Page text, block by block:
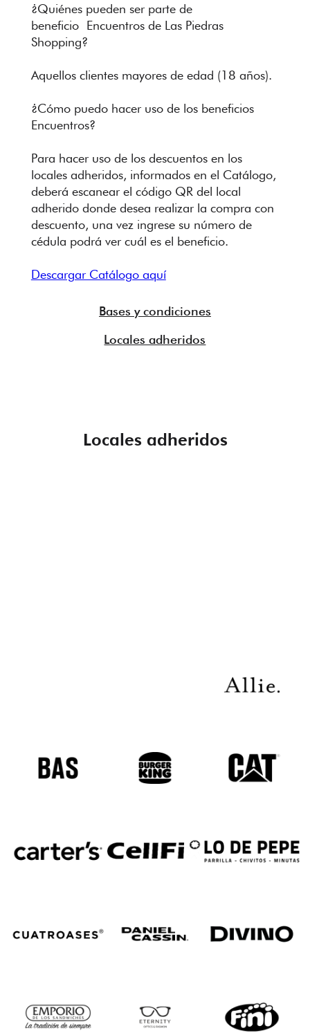
¿Quiénes pueden ser parte de
beneficio Encuentros de Las Piedras
Shopping?
Aquellos clientes mayores de edad (18 años).
¿Cómo puedo hacer uso de los beneficios
Encuentros?
Para hacer uso de los descuentos en los
locales adheridos, informados en el Catálogo,
deberá escanear el código QR del local
adherido donde desea realizar la compra con
descuento, una vez ingrese su número de
cédula podrá ver cuál es el beneficio.
Descargar Catálogo aquí
Bases y condiciones
Locales adheridos
Locales adheridos